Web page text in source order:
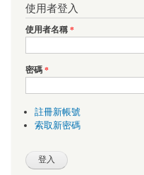
使用者登入
使用者名稱*
密碼*
註冊新帳號
索取新密碼